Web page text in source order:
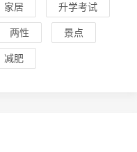
家居 升学考试
两性 景点
减肥